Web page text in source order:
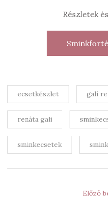
Részletek
ecsetkészlet gali
renáta gali
sminkecsetek
Előző